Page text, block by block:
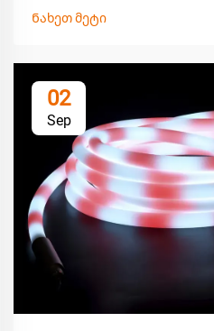
Ნახეთ მეტი
02
Sep